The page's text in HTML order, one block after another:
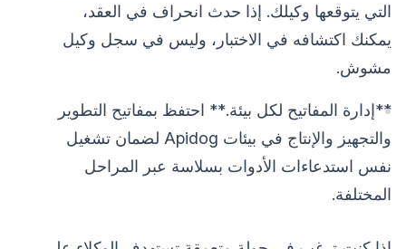
التي يتوقعها وكيلك. إذا حدث انحراف في العقد،
يمكنك اكتشافه في الاختبار، وليس في سجل وكيل
مشوش.
**إدارة المفاتيح لكل بيئة.** احتفظ بمفاتيح التطوير
والتجهيز والإنتاج في بيئات Apidog لضمان تشغيل
نفس استدعاءات الأدوات بسلاسة عبر المراحل
المختلفة.